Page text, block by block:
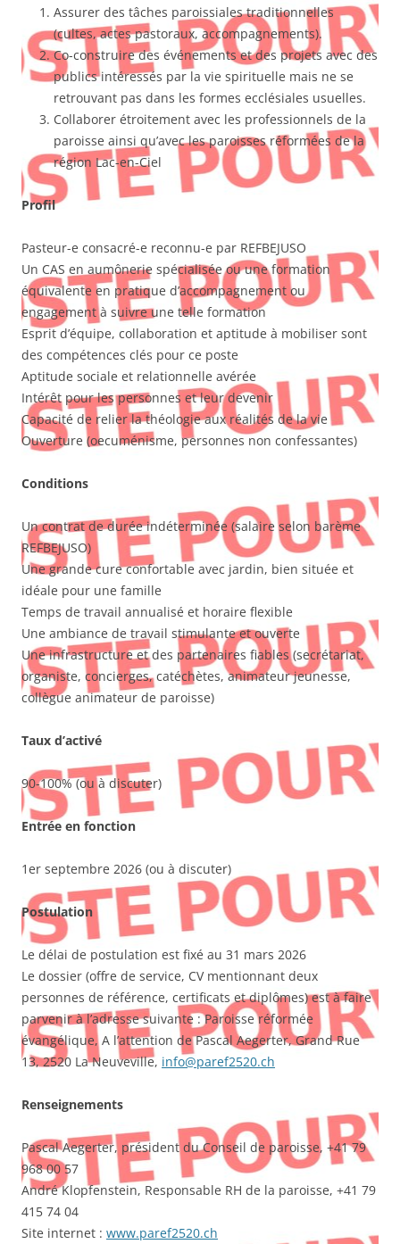
Assurer des tâches paroissiales traditionnelles
(cultes, actes pastoraux, accompagnements).
Co-construire des événements et des projets avec des
publics intéressés par la vie spirituelle mais ne se
retrouvant pas dans les formes ecclésiales usuelles.
Collaborer étroitement avec les professionnels de la
paroisse ainsi qu’avec les paroisses réformées de la
région Lac-en-Ciel
Profil
Pasteur-e consacré-e reconnu-e par REFBEJUSO
Un CAS en aumônerie spécialisée ou une formation
équivalente en pratique d’accompagnement ou
engagement à suivre une telle formation
Esprit d’équipe, collaboration et aptitude à mobiliser sont
des compétences clés pour ce poste
Aptitude sociale et relationnelle avérée
Intérêt pour les personnes et leur devenir
Capacité de relier la théologie aux réalités de la vie
Ouverture (oecuménisme, personnes non confessantes)
Conditions
Un contrat de durée indéterminée (salaire selon barème
REFBEJUSO)
Une grande cure confortable avec jardin, bien située et
idéale pour une famille
Temps de travail annualisé et horaire flexible
Une ambiance de travail stimulante et ouverte
Une infrastructure et des partenaires fiables (secrétariat,
organiste, concierges, catéchètes, animateur jeunesse,
collègue animateur de paroisse)
Taux d’activé
90-100% (ou à discuter)
Entrée en fonction
1er septembre 2026 (ou à discuter)
Postulation
Le délai de postulation est fixé au 31 mars 2026
Le dossier (offre de service, CV mentionnant deux
personnes de référence, certificats et diplômes) est à faire
parvenir à l’adresse suivante : Paroisse réformée
évangélique, A l’attention de Pascal Aegerter, Grand Rue
13, 2520 La Neuveville, info@paref2520.ch
Renseignements
Pascal Aegerter, président du Conseil de paroisse, +41 79
968 00 57
André Klopfenstein, Responsable RH de la paroisse, +41 79
415 74 04
Site internet : www.paref2520.ch